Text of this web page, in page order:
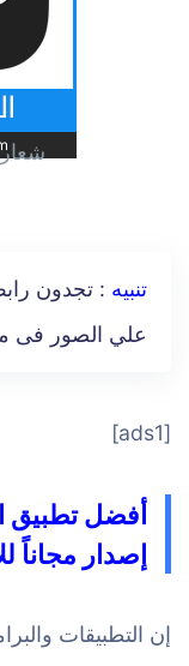
تنبيه : تجدون
علي الصور فى
[ads1]
أفضل تطبيق
إصدار مجاناً
إن التطبيقات